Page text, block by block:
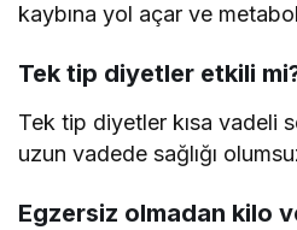
kaybına yol açar ve
Tek tip diyetler etkili
Tek tip diyetler kısa vadeli
uzun vadede sağlığı
Egzersiz olmadan kilo